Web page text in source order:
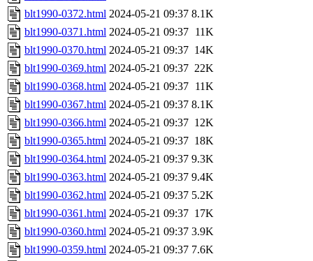
blt1990-0372.html 2024-05-21 09:37 8.1K
blt1990-0371.html 2024-05-21 09:37 11K
blt1990-0370.html 2024-05-21 09:37 14K
blt1990-0369.html 2024-05-21 09:37 22K
blt1990-0368.html 2024-05-21 09:37 11K
blt1990-0367.html 2024-05-21 09:37 8.1K
blt1990-0366.html 2024-05-21 09:37 12K
blt1990-0365.html 2024-05-21 09:37 18K
blt1990-0364.html 2024-05-21 09:37 9.3K
blt1990-0363.html 2024-05-21 09:37 9.4K
blt1990-0362.html 2024-05-21 09:37 5.2K
blt1990-0361.html 2024-05-21 09:37 17K
blt1990-0360.html 2024-05-21 09:37 3.9K
blt1990-0359.html 2024-05-21 09:37 7.6K